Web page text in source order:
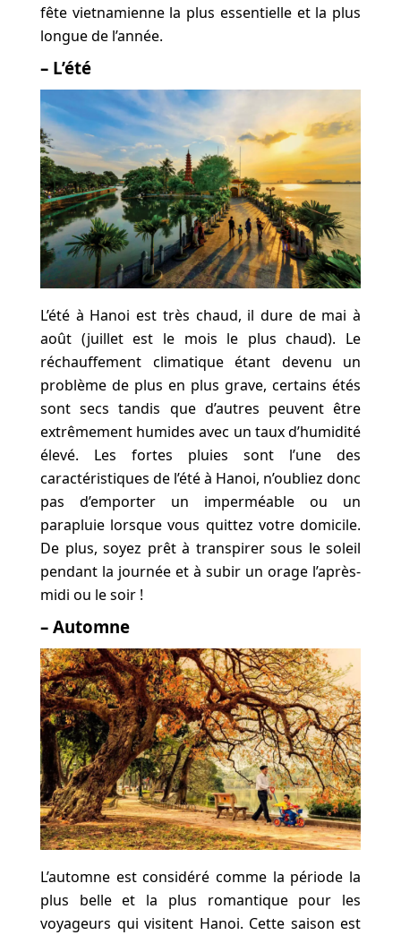
fête vietnamienne la plus essentielle et la plus
longue de l’année.
– L’été
L’été à Hanoi est très chaud, il dure de mai à
août (juillet est le mois le plus chaud). Le
réchauffement climatique étant devenu un
problème de plus en plus grave, certains étés
sont secs tandis que d’autres peuvent être
extrêmement humides avec un taux d’humidité
élevé. Les fortes pluies sont l’une des
caractéristiques de l’été à Hanoi, n’oubliez donc
pas d’emporter un imperméable ou un
parapluie lorsque vous quittez votre domicile.
De plus, soyez prêt à transpirer sous le soleil
pendant la journée et à subir un orage l’après-
midi ou le soir !
– Automne
L’automne est considéré comme la période la
plus belle et la plus romantique pour les
voyageurs qui visitent Hanoi. Cette saison est